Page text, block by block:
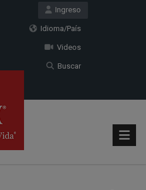
Ingreso
Idioma/País
Videos
Buscar